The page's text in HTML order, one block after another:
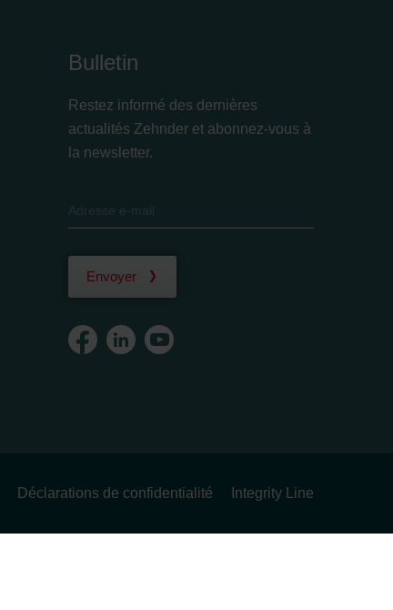
Bulletin
Restez informé des dernières
actualités Zehnder et abonnez-vous à
la newsletter.
Envoyer
Déclarations de confidentialité Integrity Line